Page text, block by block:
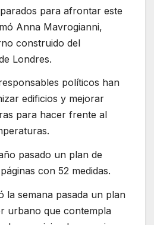
para afrontar este
Anna Mavrogianni,
construido del
Londres.
políticos han
edificios y mejorar
para hacer frente al
pasado un plan de
con 52 medidas.
la semana pasada un plan
urbano que contempla